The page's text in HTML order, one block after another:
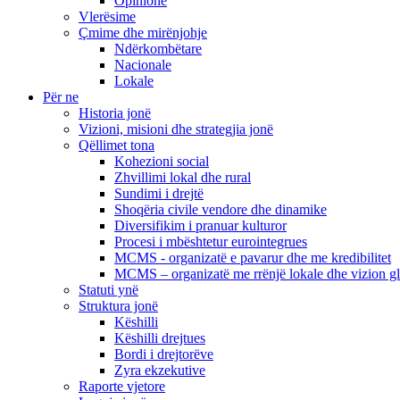
Vlerësime
Çmime dhe mirënjohje
Ndërkombëtare
Nacionale
Lokale
Për ne
Historia jonë
Vizioni, misioni dhe strategjia jonë
Qëllimet tona
Kohezioni social
Zhvillimi lokal dhe rural
Sundimi i drejtë
Shoqëria civile vendore dhe dinamike
Diversifikim i pranuar kulturor
Procesi i mbështetur eurointegrues
MCMS - organizatë e pavarur dhe me kredibilitet
MCMS – organizatë me rrënjë lokale dhe vizion
Statuti ynë
Struktura jonë
Këshilli
Këshilli drejtues
Bordi i drejtorëve
Zyra ekzekutive
Raporte vjetore